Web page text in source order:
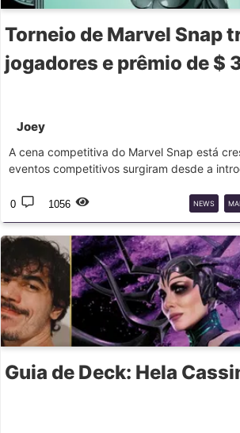
Torneio de Marvel Snap
jogadores e prêmio de $
Joey
A cena competitiva do Marvel Snap está
eventos competitivos surgiram desde a
0 1056 NEWS
Guia de Deck: Hela